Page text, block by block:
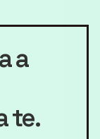
a
te.